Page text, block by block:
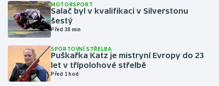
Jezdectví
Judo
Krasobruslení
Lezení
MOTORSPORT
Salač byl v kvalifikaci v Silverstonu
šestý
Před 38 min
SPORTOVNÍ STŘELBA
Puškařka Katz je mistryní Evropy do 23
let v třípolohové střelbě
Před 1 hod